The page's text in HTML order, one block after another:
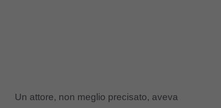
Un attore, non meglio precisato, aveva